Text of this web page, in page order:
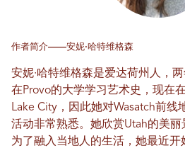
作者简介——安妮·哈特维格森
安妮·哈特维格森是爱达荷州人，
在Provo的大学学习艺术史，现在
Lake City，因此她对Wasatch前线
活动非常熟悉。她欣赏Utah的美丽
为了融入当地人的生活，她最近开